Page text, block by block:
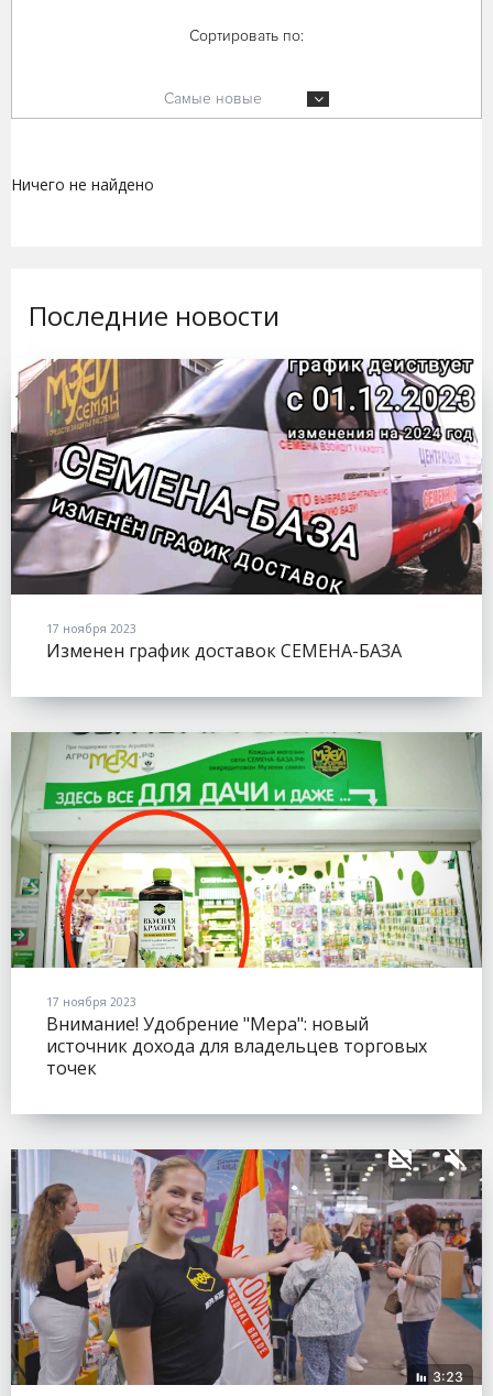
Сортировать по:
Самые новые
Ничего не найдено
Последние новости
17 ноября 2023
Изменен график доставок СЕМЕНА-БАЗА
17 ноября 2023
Внимание! Удобрение "Мера": новый
источник дохода для владельцев торговых
точек